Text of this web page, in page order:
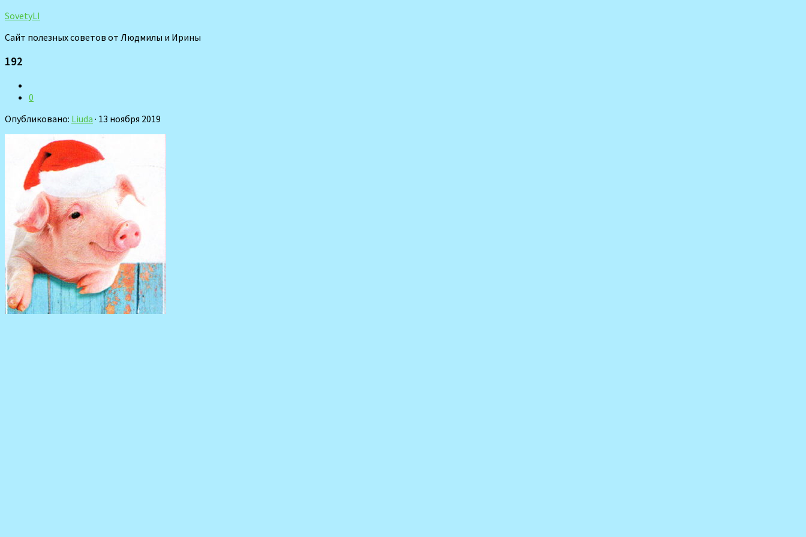
SovetyLI
Сайт полезных советов от Людмилы и Ирины
192
0
Опубликовано: Liuda · 13 ноября 2019